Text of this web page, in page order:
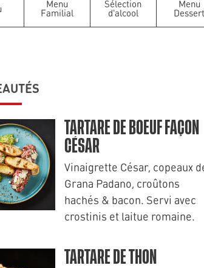
Menu
Familial
Sélection
d'alcool
Menu
Dessert
TARTARE DE BOEUF FAÇON
CÉSAR
Vinaigrette César, copeaux
Grana Padano, croûtons
hachés & bacon. Servi avec
crostinis et laitue romaine.
TARTARE DE THON